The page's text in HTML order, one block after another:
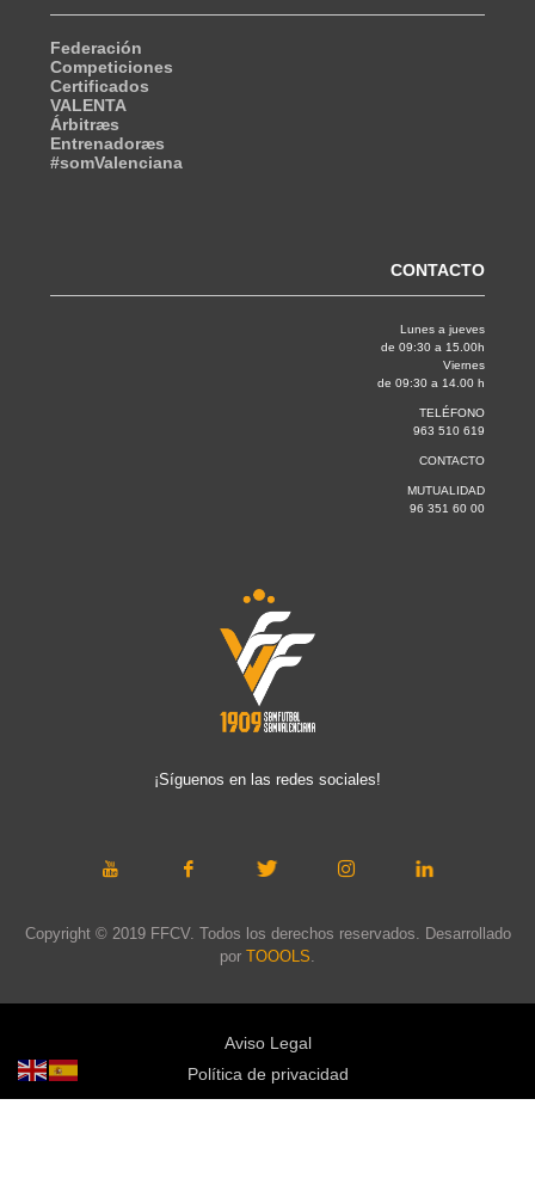
Federación
Competiciones
Certificados
VALENTA
Árbitræs
Entrenadoræs
#somValenciana
CONTACTO
Lunes a jueves
de 09:30 a 15.00h
Viernes
de 09:30 a 14.00 h
TELÉFONO
963 510 619
CONTACTO
MUTUALIDAD
96 351 60 00
¡Síguenos en las redes sociales!
Copyright © 2019 FFCV. Todos los derechos reservados. Desarrollado
por TOOOLS
Aviso Legal
Política de privacidad
Política de cookies